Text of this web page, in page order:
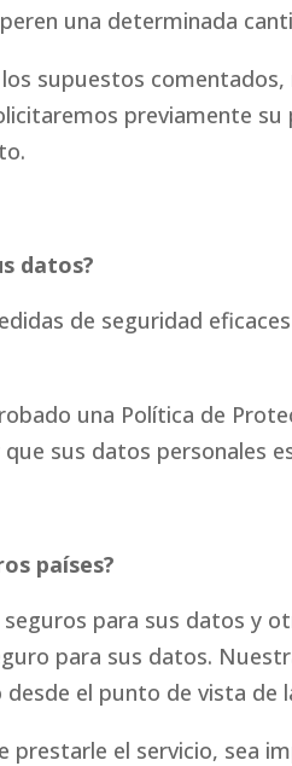
una determinada
los supuestos
previamente
datos?
de seguridad
una Política de
sus datos personales
países?
seguros para sus datos y
para sus datos.
desde el punto de vista de
prestarle el servicio, sea